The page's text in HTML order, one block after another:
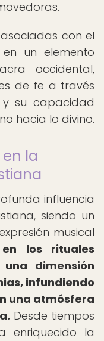
con el
un elemento
occidental,
de fe a través
su capacidad
hacia lo divino.
la
influencia
siendo un
musical
los rituales
dimensión
infundiendo
una atmósfera
Desde tiempos
enriquecido la